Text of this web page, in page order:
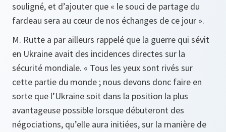
souligné, et d’ajouter que « le souci de partage du
fardeau sera au cœur de nos échanges de ce jour ».
M. Rutte a par ailleurs rappelé que la guerre qui sévit
en Ukraine avait des incidences directes sur la
sécurité mondiale. « Tous les yeux sont rivés sur
cette partie du monde ; nous devons donc faire en
sorte que l’Ukraine soit dans la position la plus
avantageuse possible lorsque débuteront des
négociations, qu’elle aura initiées, sur la manière de